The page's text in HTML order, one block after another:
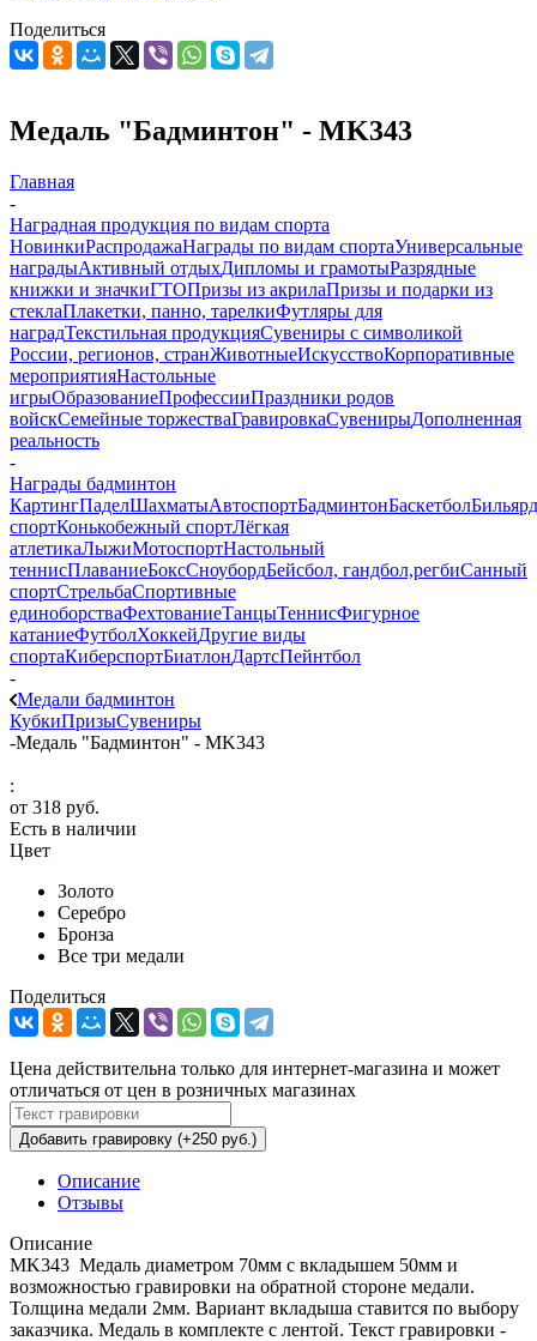
Поделиться
Медаль "Бадминтон" - MK343
Главная
-
Наградная продукция по видам спорта
НовинкиРаспродажаНаграды по видам спортаУниверсальные
наградыАктивный отдыхДипломы и грамотыРазрядные
книжки и значкиГТОПризы из акрилаПризы и подарки из
стеклаПлакетки, панно, тарелкиФутляры для
наградТекстильная продукцияСувениры с символикой
России, регионов, странЖивотныеИскусствоКорпоративные
мероприятияНастольные
игрыОбразованиеПрофессииПраздники родов
войскСемейные торжестваГравировкаСувенирыДополненная
реальность
-
Награды бадминтон
КартингПаделШахматыАвтоспортБадминтонБаскетболБильярд
спортКонькобежный спортЛёгкая
атлетикаЛыжиМотоспортНастольный
теннисПлаваниеБоксСноубордБейсбол, гандбол,регбиСанный
спортСтрельбаСпортивные
единоборстваФехтованиеТанцыТеннисФигурное
катаниеФутболХоккейДругие виды
спортаКиберспортБиатлонДартсПейнтбол
-
Медали бадминтон
КубкиПризыСувениры
-Медаль "Бадминтон" - MK343
:
от 318 руб.
Есть в наличии
Цвет
Золото
Серебро
Бронза
Все три медали
Поделиться
Цена действительна только для интернет-магазина и может
отличаться от цен в розничных магазинах
Добавить гравировку (+250 руб.)
Описание
Отзывы
Описание
MK343 Медаль диаметром 70мм с вкладышем 50мм и
возможностью гравировки на обратной стороне медали.
Толщина медали 2мм. Вариант вкладыша ставится по выбору
заказчика. Медаль в комплекте с лентой. Текст гравировки -